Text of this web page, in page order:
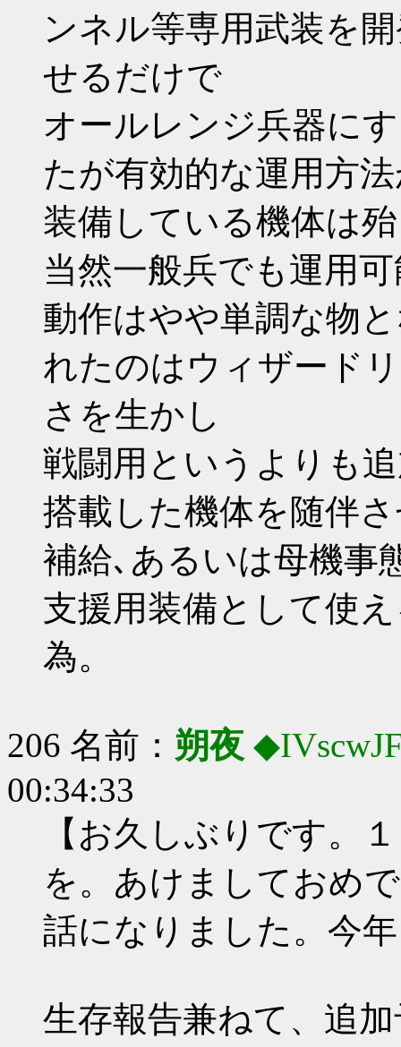
ンネル等専用武装を
せるだけで
オールレンジ兵器に
たが有効的な運用方
装備している機体は
当然一般兵でも運用
動作はやや単調な物
れたのはウィザード
さを生かし
戦闘用というよりも
搭載した機体を随伴
補給､あるいは母機事
支援用装備として使
為。
206 名前： 朔夜
00:34:33
【お久しぶりです。
を。あけましておめ
話になりました。今
生存報告兼ねて、追